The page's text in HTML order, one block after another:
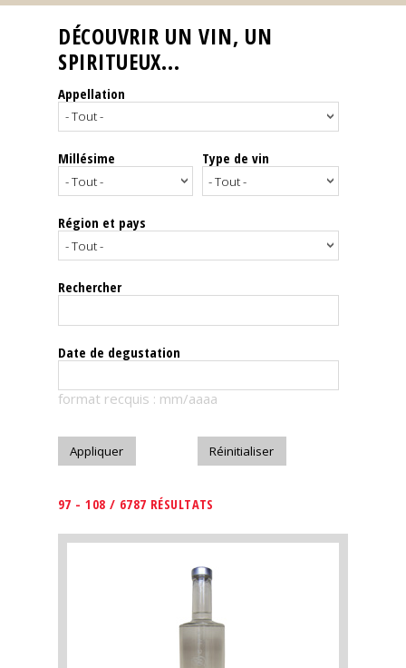
Reportages
Nos
Spiritueux
Notes
dégustation
Le
magazine
Télécharger
DÉCOUVRIR UN VIN, UN
SPIRITUEUX...
Appellation
Millésime Type de vin
Région et pays
Rechercher
Date de degustation
format recquis : mm/aaaa
97 - 108 / 6787 RÉSULTATS